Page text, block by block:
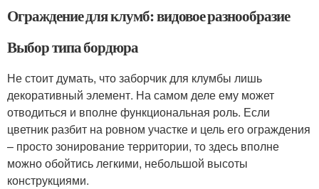
Ограждение для клумб: видовое разнообразие
Выбор типа бордюра
Не стоит думать, что заборчик для клумбы лишь
декоративный элемент. На самом деле ему может
отводиться и вполне функциональная роль. Если
цветник разбит на ровном участке и цель его ограждения
– просто зонирование территории, то здесь вполне
можно обойтись легкими, небольшой высоты
конструкциями.